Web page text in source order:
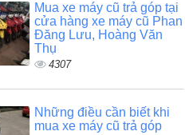
Mua xe máy cũ trả góp tại
cửa hàng xe máy cũ Phan
Đăng Lưu, Hoàng Văn
Thụ
4307
Những điều cần biết khi
mua xe máy cũ trả góp